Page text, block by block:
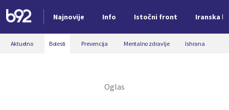
Najnovije Info Istočni front Iranska
Nova vest
Aktuelno Bolesti Prevencija Mentalno zdravlje Ishrana